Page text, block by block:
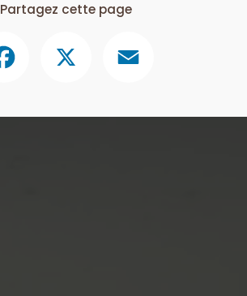
Partagez cette page